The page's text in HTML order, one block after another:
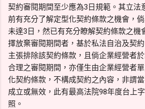
契約審閱期間至少應為3日規範。其立法
前有充分了解定型化契約條款之機會，
未達3日，然已有充分瞭解契約條款之機
擇放棄審閱期間者，基於私法自治及契
主張排除該契約條款，且倘企業經營者
合理之審閱期間，亦僅生由企業經營者
化契約條款，不構成契約之內容，非謂
成立或無效，此有最高法院98年度台上
照。